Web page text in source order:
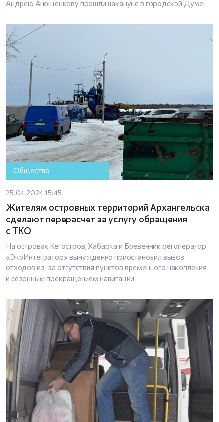
Андрею Анощенкову прошли накануне в городской Думе
Общество
25.04.2024 15:45
Жителям островных территорий Архангельска
сделают перерасчет за услугу обращения
с ТКО
На островах Кегостров, Хабарка и Бревенник регоператор
«ЭкоИнтегратор» вынужденно приостановил вывоз
отходов из-за отсутствия пунктов временного накопления
и сезонным прекращением навигации